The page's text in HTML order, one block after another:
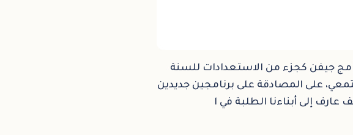
جيفن كجزء من الاستعدادات للسنة
على المصادقة على برنامجين جديدين
إلى أبناءنا الطلبة في ا